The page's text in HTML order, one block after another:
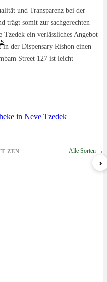
und Transparenz bei der
trägt somit zur sachgerechten
Tzedek ein verlässliches Angebot
der Dispensary Rishon einen
Street 127 ist leicht
in Neve Tzedek
ZEN Alle Sorten →
Grape Galena
›